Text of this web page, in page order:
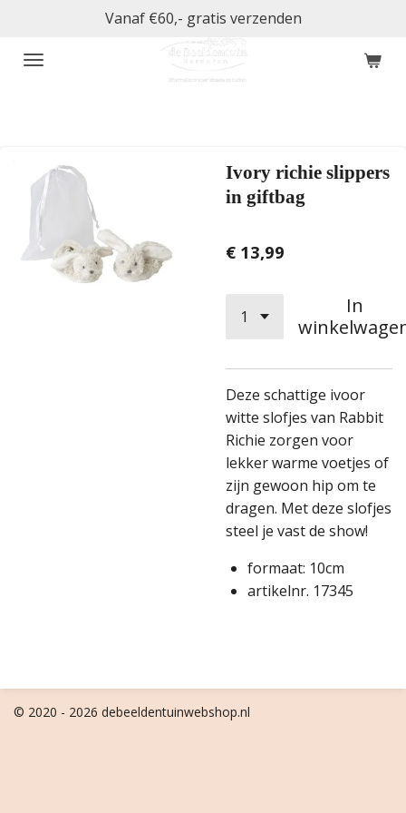
naar
Vanaf €60,- gratis verzenden
Ivory richie slippers
in giftbag
€ 13,99
In
Deze schattige ivoor
witte slofjes van Rabbit
Richie zorgen voor
lekker warme voetjes of
zijn gewoon hip om te
dragen. Met deze slofjes
steel je vast de show!
formaat: 10cm
artikelnr. 17345
© 2020 - 2026 debeeldentuinwebshop.nl